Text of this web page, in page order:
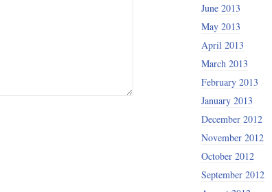
June 2013
May 2013
April 2013
March 2013
February 2013
January 2013
December 2012
November 2012
October 2012
September 2012